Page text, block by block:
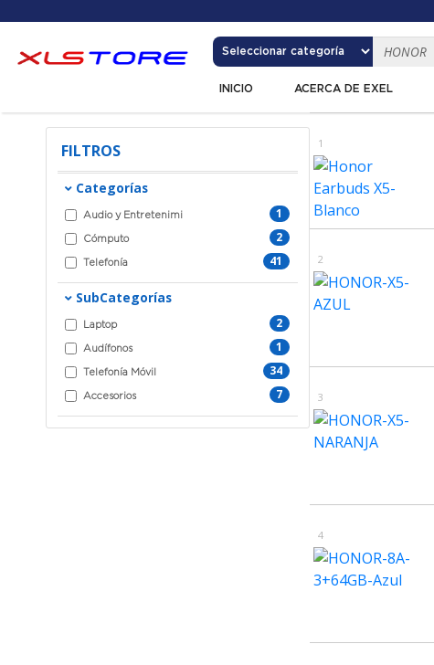
INICIO ACERCA DE EXEL
FILTROS
Categorías
Audio y Entretenimi 1
Cómputo 2
Telefonía 41
SubCategorías
Laptop 2
Audífonos 1
Telefonía Móvil 34
Accesorios 7
1
2
3
4